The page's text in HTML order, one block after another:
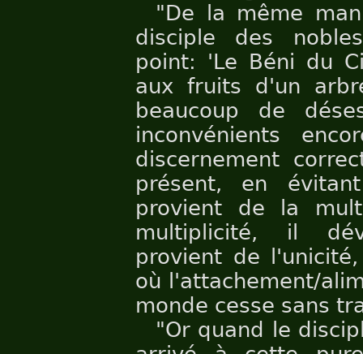
"De la même
disciple des
point: 'Le Béni du
aux fruits d'un
beaucoup de
inconvénients
discernement
présent, en
provient de la
multiplicité, il
provient de
où l'attachement/
monde cesse sans
"Or quand le